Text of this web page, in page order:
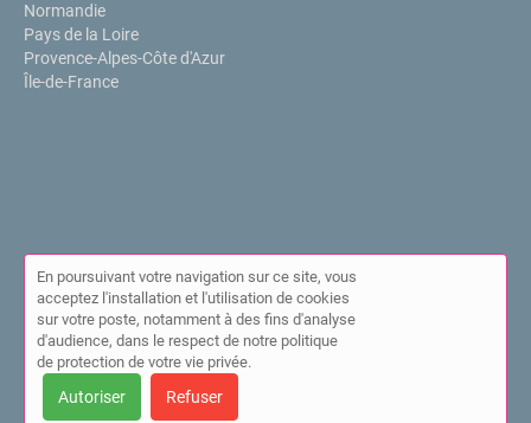
Normandie
Pays de la Loire
Provence-Alpes-Côte d'Azur
Île-de-France
© Annuaire de l'IPPP 2026 |Plan du site|Mon compte
Mentions légales|Cookies
Cet annuaire a été créé avec ❤ par
En poursuivant votre navigation sur ce site, vous
acceptez l'installation et l'utilisation de cookies
sur votre poste, notamment à des fins d'analyse
d'audience, dans le respect de notre politique
de protection de votre vie privée.
Autoriser Refuser